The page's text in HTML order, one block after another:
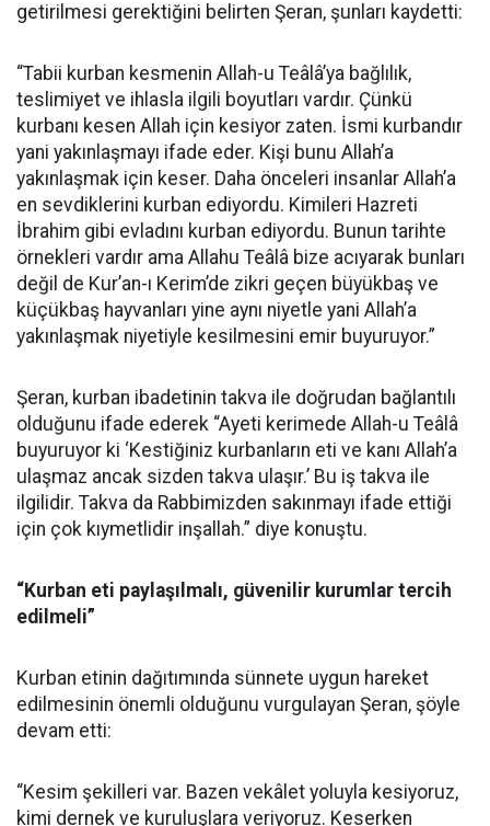
getirilmesi gerektiğini belirten Şeran, şunları kaydetti:
“Tabii kurban kesmenin Allah-u Teâlâ’ya bağlılık,
teslimiyet ve ihlasla ilgili boyutları vardır. Çünkü
kurbanı kesen Allah için kesiyor zaten. İsmi kurbandır
yani yakınlaşmayı ifade eder. Kişi bunu Allah’a
yakınlaşmak için keser. Daha önceleri insanlar Allah’a
en sevdiklerini kurban ediyordu. Kimileri Hazreti
İbrahim gibi evladını kurban ediyordu. Bunun tarihte
örnekleri vardır ama Allahu Teâlâ bize acıyarak bunları
değil de Kur’an-ı Kerim’de zikri geçen büyükbaş ve
küçükbaş hayvanları yine aynı niyetle yani Allah’a
yakınlaşmak niyetiyle kesilmesini emir buyuruyor.”
Şeran, kurban ibadetinin takva ile doğrudan bağlantılı
olduğunu ifade ederek “Ayeti kerimede Allah-u Teâlâ
buyuruyor ki ‘Kestiğiniz kurbanların eti ve kanı Allah’a
ulaşmaz ancak sizden takva ulaşır.’ Bu iş takva ile
ilgilidir. Takva da Rabbimizden sakınmayı ifade ettiği
için çok kıymetlidir inşallah.” diye konuştu.
“Kurban eti paylaşılmalı, güvenilir kurumlar tercih
edilmeli”
Kurban etinin dağıtımında sünnete uygun hareket
edilmesinin önemli olduğunu vurgulayan Şeran, şöyle
devam etti:
“Kesim şekilleri var. Bazen vekâlet yoluyla kesiyoruz,
kimi dernek ve kuruluşlara veriyoruz. Keserken